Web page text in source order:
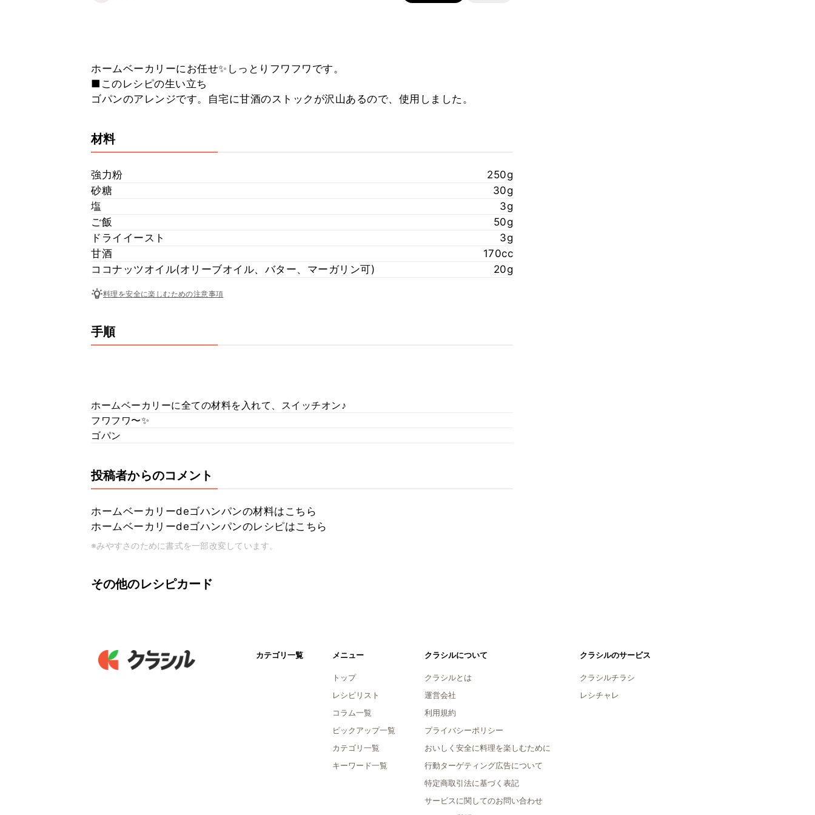
ホームベーカリーにお任せ✨しっとりフワフワです。
■このレシピの生い立ち
ゴパンのアレンジです。自宅に甘酒のストックが沢山あるので、使用しました。
材料
強力粉
250g
砂糖
30g
塩
3g
ご飯
50g
ドライイースト
3g
甘酒
170cc
ココナッツオイル(オリーブオイル、バター、マーガリン可)
20g
料理を安全に楽しむための注意事項
手順
ホームベーカリーに全ての材料を入れて、スイッチオン♪
フワフワ〜✨
ゴパン
投稿者からのコメント
ホームベーカリーdeゴハンパンの材料はこちら
ホームベーカリーdeゴハンパンのレシピはこちら
※みやすさのために書式を一部改変しています。
その他のレシピカード
カテゴリ一覧 メニュー
トップ
レシピリスト
コラム一覧
ピックアップ一覧
カテゴリ一覧
キーワード一覧
クラシルについて
クラシルとは
運営会社
利用規約
プライバシーポリシー
おいしく安全に料理を楽しむために
行動ターゲティング広告について
特定商取引法に基づく表記
サービスに関してのお問い合わせ
クラシルのサービス
クラシルチラシ
レシチャレ